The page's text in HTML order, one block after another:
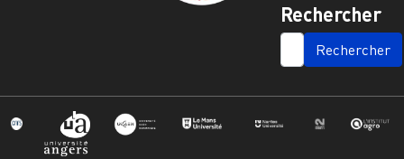
Rechercher
SEARCH